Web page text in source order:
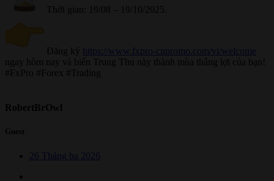
Thời gian: 19/08 – 19/10/2025.
Đăng ký
https://www.fxpro-cnpromo.com/vi/welcome
ngay hôm nay và biến Trung Thu này thành mùa thắng lợi của bạn!
#FxPro #Forex #Trading
RobertBrOwl
Guest
26 Tháng ba 2026